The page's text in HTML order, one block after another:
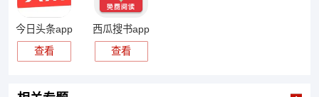
今日头条app
查看
西瓜搜书app
查看